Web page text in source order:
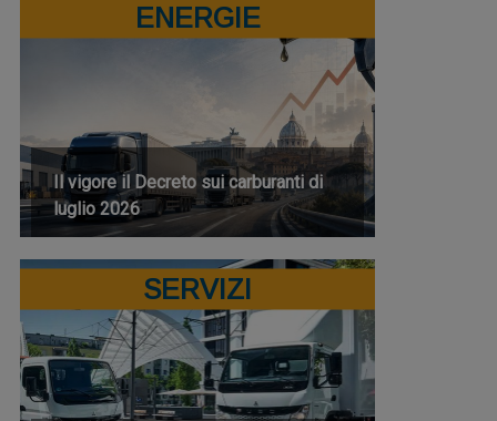
ENERGIE
Il vigore il Decreto sui carburanti di
luglio 2026
SERVIZI